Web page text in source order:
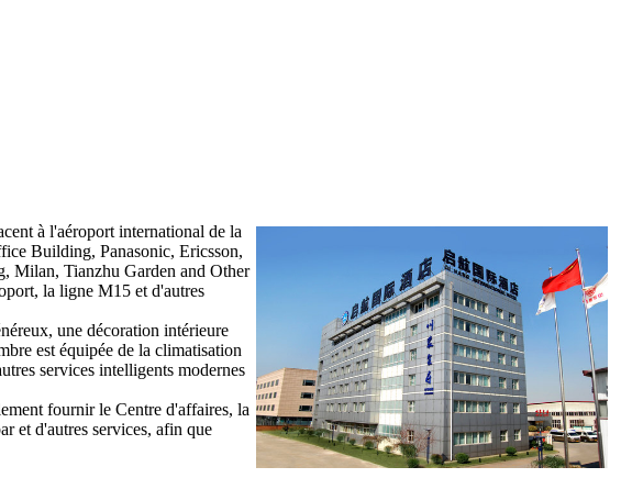
à l'aéroport international de la
Building, Panasonic, Ericsson,
Milan, Tianzhu Garden and Other
la ligne M15 et d'autres
une décoration intérieure
est équipée de la climatisation
services intelligents modernes
fournir le Centre d'affaires, la
et d'autres services, afin que